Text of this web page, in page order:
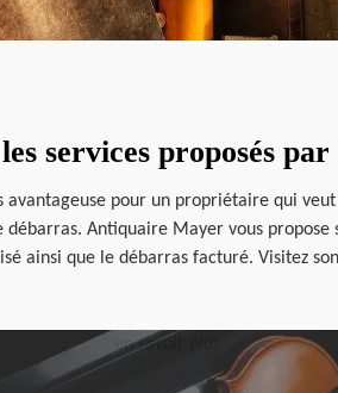
services proposés
pour un propriétaire qui
Antiquaire Mayer vous propose
ainsi que le débarras facturé. Visitez
en savoir plus